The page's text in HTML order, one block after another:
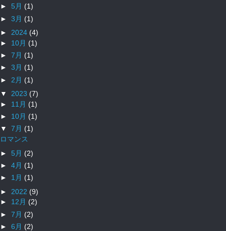
► 5月 (1)
► 3月 (1)
► 2024 (4)
► 10月 (1)
► 7月 (1)
► 3月 (1)
► 2月 (1)
▼ 2023 (7)
► 11月 (1)
► 10月 (1)
▼ 7月 (1)
ロマンス
► 5月 (2)
► 4月 (1)
► 1月 (1)
► 2022 (9)
► 12月 (2)
► 7月 (2)
► 6月 (2)